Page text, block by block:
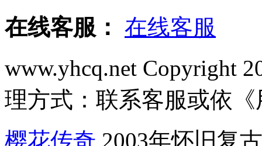
在线客服： 在线客服
www.yhcq.net Copyright
理方式：联系客服或依
樱花传奇 ,2003年怀旧复